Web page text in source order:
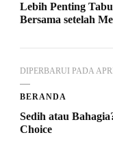
Lebih Penting
Bersama setelah
DIPERBARUI PADA
BERANDA
Sedih atau
Choice